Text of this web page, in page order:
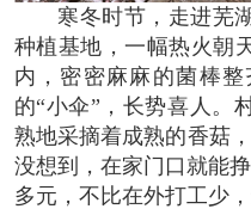
寒冬时节，走进芜湖
种植基地，一幅热火朝
内，密密麻麻的菌棒
的“小伞”，长势喜人。
熟地采摘着成熟的香菇
没想到，在家门口就能
多元，不比在外打工少